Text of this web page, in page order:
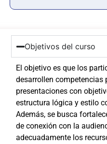
Objetivos del curso
El objetivo es que los
desarrollen competencias
presentaciones con
estructura lógica y estilo
Además, se busca
de conexión con la
adecuadamente los